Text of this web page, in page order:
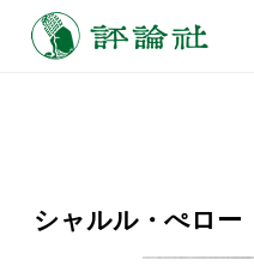
シャルル・ぺロ